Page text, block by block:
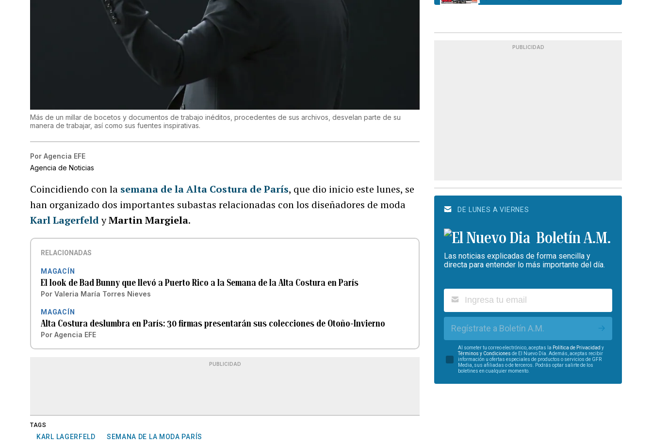
Más de un millar de bocetos y documentos de trabajo inéditos, procedentes de sus archivos, desvelan parte de su
manera de trabajar, así como sus fuentes inspirativas.
Por Agencia EFE
Agencia de Noticias
Coincidiendo con la semana de la Alta Costura de París, que dio inicio este lunes, se
han organizado dos importantes subastas relacionadas con los diseñadores de moda
Karl LagerfeldyMartin Margiela.
RELACIONADAS
MAGACÍN
El look de Bad Bunny que llevó a Puerto Rico a la Semana de la Alta Costura en París
Por Valeria María Torres Nieves
MAGACÍN
Alta Costura deslumbra en París: 30 firmas presentarán sus colecciones de Otoño-Invierno
Por Agencia EFE
PUBLICIDAD
TAGS
KARL LAGERFELD SEMANA DE LA MODA PARÍS
PUBLICIDAD
DE LUNES A VIERNES
Boletín A.M.
Las noticias explicadas de forma sencilla y
directa para entender lo más importante del día.
Regístrate a Boletín A.M.
Al someter tu correo electrónico, aceptas la Política de Privacidad y
Términos y Condiciones de El Nuevo Día. Además, aceptas recibir
información u ofertas especiales de productos o servicios de GFR
Media, sus afiliadas o de terceros. Podrás optar salirte de los
boletines en cualquier momento.